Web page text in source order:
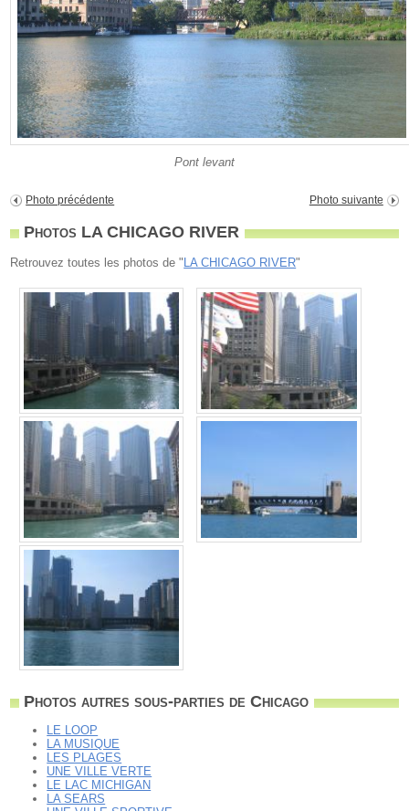
Pont levant
Photo précédente Photo suivante
Photos LA CHICAGO RIVER
Retrouvez toutes les photos de " LA CHICAGO RIVER"
Photos autres sous-parties de Chicago
LE LOOP
LA MUSIQUE
LES PLAGES
UNE VILLE VERTE
LE LAC MICHIGAN
LA SEARS